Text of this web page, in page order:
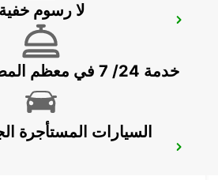
RAILWAY STATION -
- FRANCE
لا رسوم خفية
خدمة 24/ 7 في معظم المطارات الرئيسية
السيارات المستأجرة